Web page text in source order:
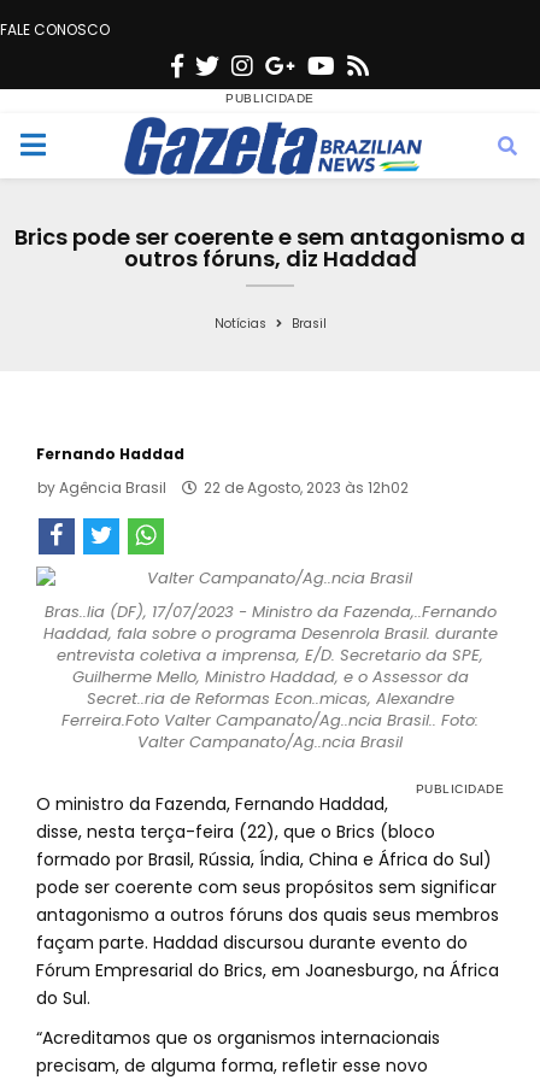
FALE CONOSCO
F
c
e
o
T
w
i
t
e
n
s
t
g
r
a
G
o
o
g
e
Y
u
t
b
s
M
Brics pode ser coerente e sem antagonismo a
outros fóruns, diz Haddad
Notícias Brasil
Fernando Haddad
byAgência Brasil 22 de Agosto, 2023 às 12h02
Bras..lia (DF), 17/07/2023 - Ministro da Fazenda,..Fernando
Haddad, fala sobre o programa Desenrola Brasil. durante
entrevista coletiva a imprensa, E/D. Secretario da SPE,
Guilherme Mello, Ministro Haddad, e o Assessor da
Secret..ria de Reformas Econ..micas, Alexandre
Ferreira.Foto Valter Campanato/Ag..ncia Brasil.. Foto:
Valter Campanato/Ag..ncia Brasil
O ministro da Fazenda, Fernando Haddad,
disse, nesta terça-feira (22), que o Brics (bloco
formado por Brasil, Rússia, Índia, China e África do Sul)
pode ser coerente com seus propósitos sem significar
antagonismo a outros fóruns dos quais seus membros
façam parte. Haddad discursou durante evento do
Fórum Empresarial do Brics, em Joanesburgo, na África
do Sul.
“Acreditamos que os organismos internacionais
precisam, de alguma forma, refletir esse novo